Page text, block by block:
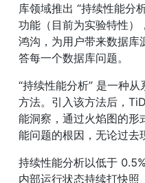
库领域推出 “持续性能分
功能（目前为实验特性）
鸿沟，为用户带来数据库
答每一个数据库问题。
“持续性能分析” 是一种
方法。引入该方法后，
能洞察，通过火焰图的形
能问题的根因，无论过去
持续性能分析以低于
内部运行状态持续打快